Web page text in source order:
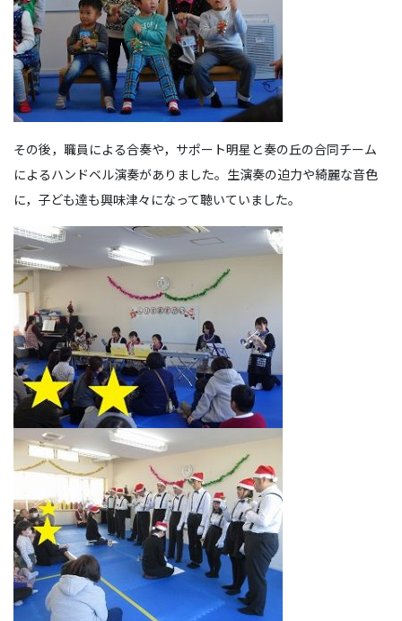
その後，職員による合奏や，サポート明星と奏の丘の合同チーム
によるハンドベル演奏がありました。生演奏の迫力や綺麗な音色
に，子ども達も興味津々になって聴いていました。